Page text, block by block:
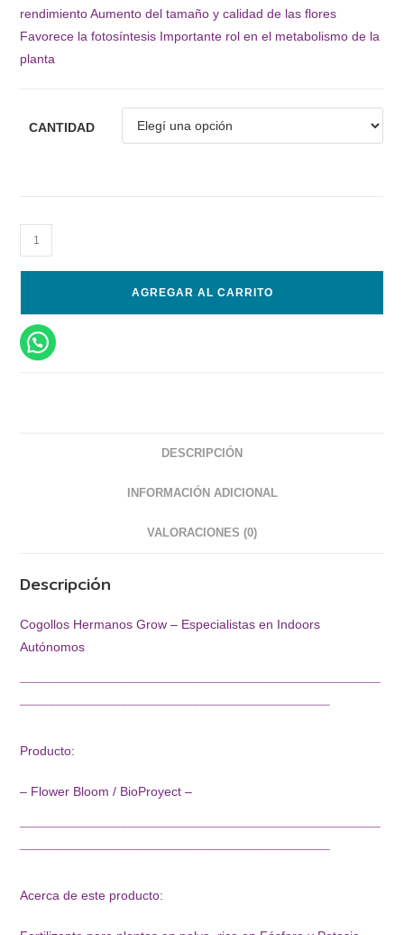
rendimiento Aumento del tamaño y calidad de las flores
Favorece la fotosíntesis Importante rol en el metabolismo de la
planta
CANTIDAD
AGREGAR AL CARRITO
DESCRIPCIÓN
INFORMACIÓN ADICIONAL
VALORACIONES (0)
Descripción
Cogollos Hermanos Grow – Especialistas en Indoors
Autónomos
¯¯¯¯¯¯¯¯¯¯¯¯¯¯¯¯¯¯¯¯¯¯¯¯¯¯¯¯¯¯¯¯¯¯¯¯¯¯¯¯¯¯¯¯¯¯¯¯¯¯
¯¯¯¯¯¯¯¯¯¯¯¯¯¯¯¯¯¯¯¯¯¯¯¯¯¯¯¯¯¯¯¯¯¯¯¯¯¯¯¯¯¯¯
Producto:
– Flower Bloom / BioProyect –
¯¯¯¯¯¯¯¯¯¯¯¯¯¯¯¯¯¯¯¯¯¯¯¯¯¯¯¯¯¯¯¯¯¯¯¯¯¯¯¯¯¯¯¯¯¯¯¯¯¯
¯¯¯¯¯¯¯¯¯¯¯¯¯¯¯¯¯¯¯¯¯¯¯¯¯¯¯¯¯¯¯¯¯¯¯¯¯¯¯¯¯¯¯
Acerca de este producto: